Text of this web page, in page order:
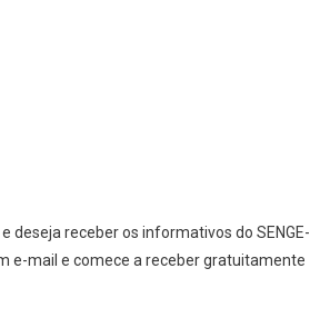
deseja receber os informativos do SENGE-
e-mail e comece a receber gratuitamente